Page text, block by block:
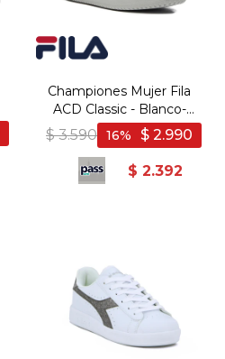
Championes Mujer Fila
ACD Classic - Blanco-
Negro
$ 3.590 $ 2.990
16
$ 2.392